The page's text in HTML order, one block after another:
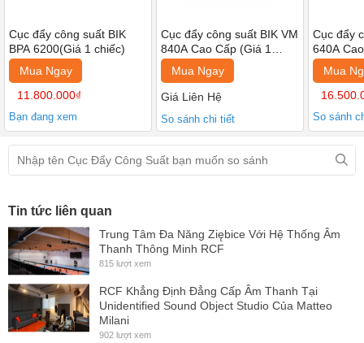
6200 phù hợp với mọi không gian giải trí và dễ dàng di chuyển, bố
trí theo sở thích của người dùng.
Đánh giá về các tính năng của cục đẩy công suất BIK BPA
6200
Công suất mạnh mẽ
Là dòng cục đẩy 2 kênh, BIK BPA 6200 có công suất mạnh mẽ
kháng 4 Ohms cho âm thanh ra loa được khuếch đại mạnh mẽ,
sống động.
Hiệu chỉnh dễ dàng
Thiết bị được bố trí các nút điều chỉnh ở mặt trước khoa học giúp
việc điều chỉnh âm thanh trở nên dễ dàng.
Cục đẩy công suất BIK
BPA 6200(Giá 1 chiếc)
Mua Ngay
11.800.000₫
Bạn đang xem
Cục đẩy công suất BIK VM
840A Cao Cấp (Giá 1
chiếc)
Mua Ngay
Giá Liên Hệ
So sánh chi tiết
Cục đẩy
640A
chiếc)
Mua
So sánh
Tin tức liên quan
Trung Tâm Đa Năng Ziębice Với Hệ Thống Âm
Thanh Thông Minh RCF
815 lượt xem
RCF Khẳng Định Đẳng Cấp Âm Thanh Tại
Unidentified Sound Object Studio Của Matteo
Milani
902 lượt xem